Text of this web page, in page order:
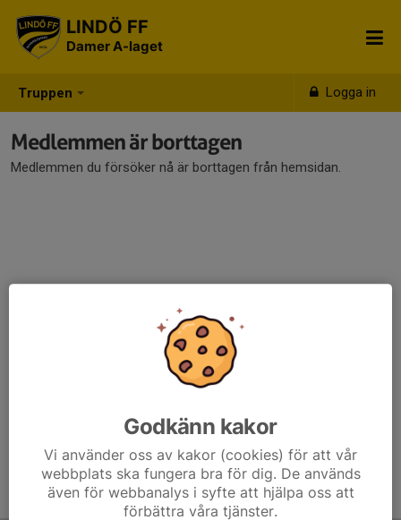
Truppen Logga in
LINDÖ FF
Damer A-laget
Medlemmen är borttagen
Medlemmen du försöker nå är borttagen från hemsidan.
Godkänn kakor
Vi använder oss av kakor (cookies) för att vår
webbplats ska fungera bra för dig. De används
även för webbanalys i syfte att hjälpa oss att
förbättra våra tjänster.